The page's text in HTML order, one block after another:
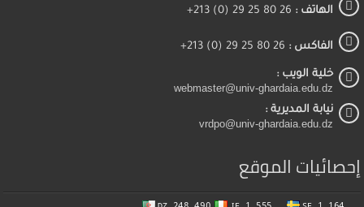
الهاتف :
الفاكس :
خلية الويب :
webmaster@univ-ghardaia.edu.dz
نيابة المديرية :
vrdpo@univ-ghardaia.edu.dz
إحصائيات الموقع